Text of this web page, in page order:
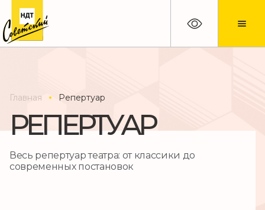
Главная Репертуар
РЕПЕРТУАР
Весь репертуар театра: от классики до
современных постановок